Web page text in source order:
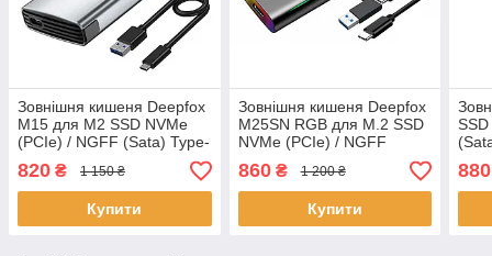
Зовнішня кишеня Deepfox
M15 для M2 SSD NVMe
(PCIe) / NGFF (Sata) Type-
C USB 3.1 Gen 2 з
охолодженням
820 ₴ 1 150 ₴
Купити
Зовнішня кишеня Deepfox
M25SN RGB для M.2 SSD
NVMe (PCIe) / NGFF
(Sata) Type-C USB 3.2 Gen
2 сріблястий
860₴ 1 200 ₴
Купити
880